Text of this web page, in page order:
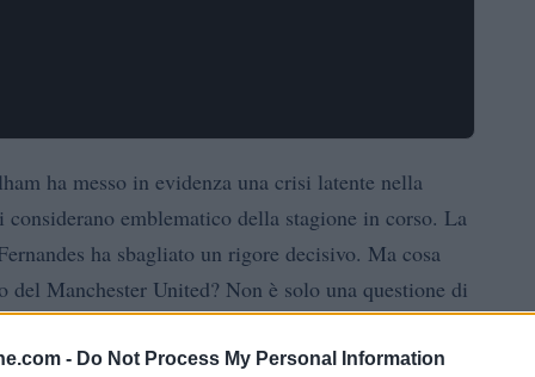
- Do Not Process My Personal Information
ha messo in evidenza una crisi latente nella
emblematico della stagione in corso. La
ha sbagliato un rigore decisivo. Ma cosa
Manchester United? Non è solo una questione di
che potrebbe avere ripercussioni
capacità di competere ai massimi livelli.